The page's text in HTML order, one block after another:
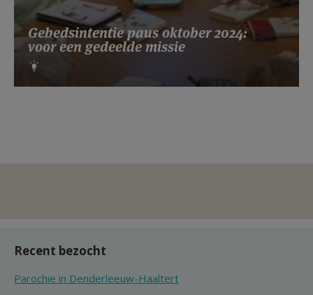
Gebedsintentie paus oktober 2024:
voor een gedeelde missie
Recent bezocht
Parochie in Denderleeuw-Haaltert